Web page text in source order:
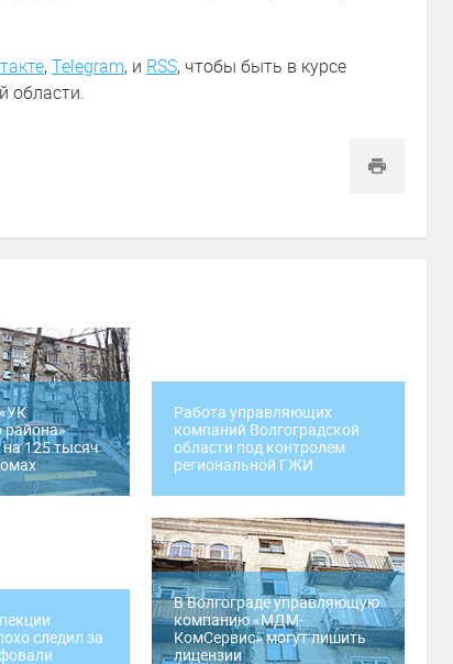
,Telegram, и RSS, чтобы быть в курсе
области.
района»
125 тысяч
Работа управляющих
компаний Волгоградской
области под контролем
региональной ГЖИ
следил за
В Волгограде управляющую
компанию «МДМ-
КомСервис» могут лишить
лицензии